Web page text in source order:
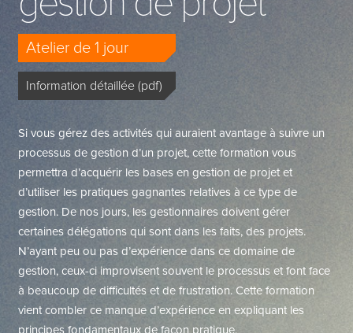
Atelier de 1 jour
Information détaillée (pdf)
Si vous gérez des activités qui auraient avantage à suivre un
processus de gestion d’un projet, cette formation vous
permettra d’acquérir les bases en gestion de projet et
d’utiliser les pratiques gagnantes relatives à ce type de
gestion. De nos jours, les gestionnaires doivent gérer
certaines délégations qui sont dans les faits, des projets.
N’ayant peu ou pas d’expérience dans ce domaine de
gestion, ceux-ci improvisent souvent le processus et font face
à beaucoup de difficultés et de frustration. Cette formation
vient combler ce manque d’expérience en expliquant les
principes fondamentaux de façon pratique.